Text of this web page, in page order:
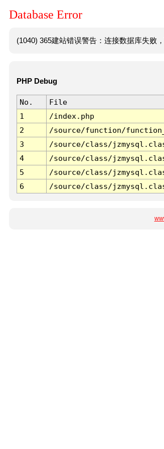
Database Error
(1040) 365建站错误警告：连接数据库失败
PHP Debug
No. File
1
/index.php
2
/source/function/
3
/source/class/
4
/source/class/
5
/source/class/
6
/source/class/